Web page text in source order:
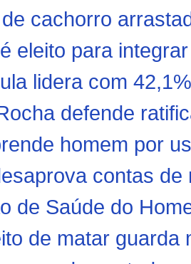
cachorro
eleito para
lidera com
defende
homem por
contas
de Saúde do
de matar guarda